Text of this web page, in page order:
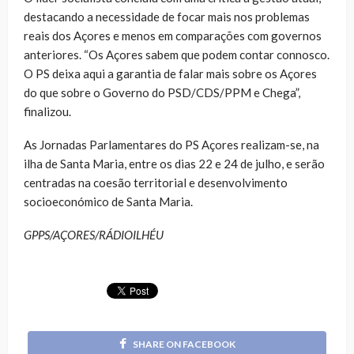
destacando a necessidade de focar mais nos problemas
reais dos Açores e menos em comparações com governos
anteriores. “Os Açores sabem que podem contar connosco.
O PS deixa aqui a garantia de falar mais sobre os Açores
do que sobre o Governo do PSD/CDS/PPM e Chega”,
finalizou.
As Jornadas Parlamentares do PS Açores realizam-se, na
ilha de Santa Maria, entre os dias 22 e 24 de julho, e serão
centradas na coesão territorial e desenvolvimento
socioeconómico de Santa Maria.
GPPS/AÇORES/RÁDIOILHÉU
SHARE ON FACEBOOK